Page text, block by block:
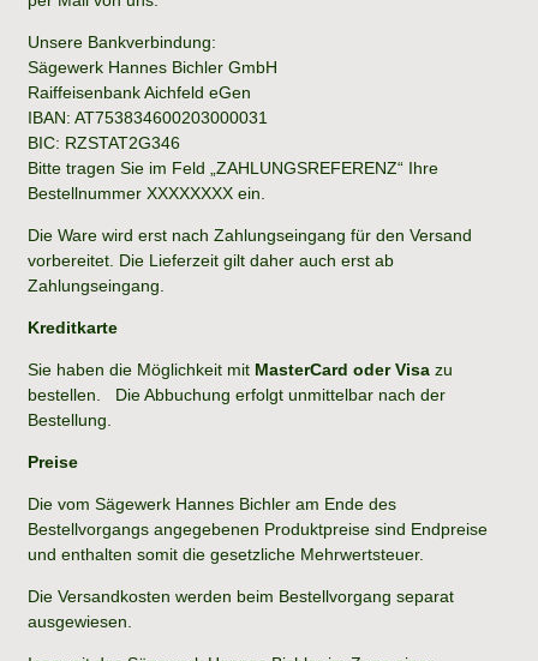
Unsere Bankverbindung:
Sägewerk Hannes Bichler GmbH
Raiffeisenbank Aichfeld eGen
IBAN: AT753834600203000031
BIC: RZSTAT2G346
Bitte tragen Sie im Feld „ZAHLUNGSREFERENZ“ Ihre
Bestellnummer XXXXXXXX ein.
Die Ware wird erst nach Zahlungseingang für den Versand
vorbereitet. Die Lieferzeit gilt daher auch erst ab
Zahlungseingang.
Kreditkarte
Sie haben die Möglichkeit mit MasterCard oderVisa zu
bestellen. Die Abbuchung erfolgt unmittelbar nach der
Bestellung.
Preise
Die vom Sägewerk Hannes Bichler am Ende des
Bestellvorgangs angegebenen Produktpreise sind Endpreise
und enthalten somit die gesetzliche Mehrwertsteuer.
Die Versandkosten werden beim Bestellvorgang separat
ausgewiesen.